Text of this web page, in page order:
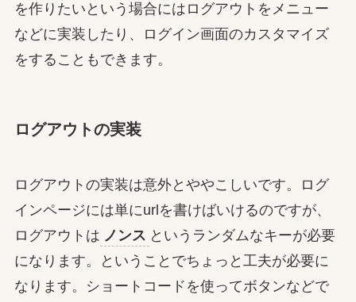
を作りたいという場合にはログアウトをメニュー
などに実装したり、ログイン画面のカスタマイズ
をすることもできます。
ログアウトの実装
ログアウトの実装は意外とややこしいです。ログ
インページには単にurlを書けばいけるのですが、
ログアウトは ノンス というランダムなキーが必要
になります。ということでちょっと工夫が必要に
なります。ショートコードを使ってボタンなどで